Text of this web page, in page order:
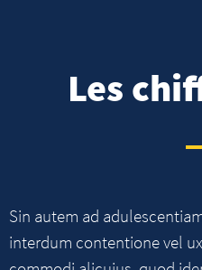
Les
Sin autem ad
interdum contentione vel